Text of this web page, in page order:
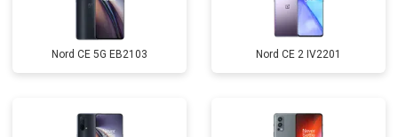
Nord CE 5G EB2103 Nord CE 2 IV2201